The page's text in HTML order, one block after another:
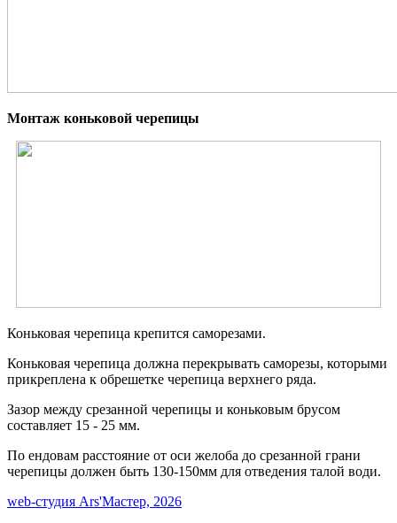
Монтаж коньковой черепицы
Коньковая черепица крепится саморезами.
Коньковая черепица должна перекрывать саморезы, которыми
прикреплена к обрешетке черепица верхнего ряда.
Зазор между срезанной черепицы и коньковым брусом
составляет 15 - 25 мм.
По ендовам расстояние от оси желоба до срезанной грани
черепицы должен быть 130-150мм для отведения талой води.
web-cтудия Ars'Мастер, 2026